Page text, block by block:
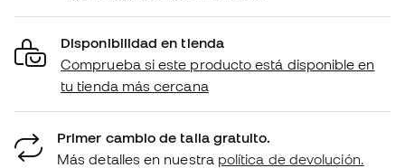
Disponibilidad en tienda
Comprueba si este producto está disponible en
tu tienda más cercana
Primer cambio de talla gratuito.
Más detalles en nuestra política de devolución.